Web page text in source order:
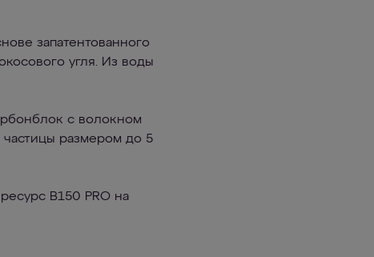
запатентованного
угля. Из воды
с волокном
размером до 5
В150 PRO на